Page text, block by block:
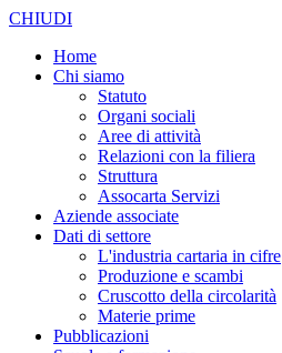
CHIUDI
Home
Chi siamo
Statuto
Organi sociali
Aree di attività
Relazioni con la filiera
Struttura
Assocarta Servizi
Aziende associate
Dati di settore
L'industria cartaria in cifre
Produzione e scambi
Cruscotto della circolarità
Materie prime
Pubblicazioni